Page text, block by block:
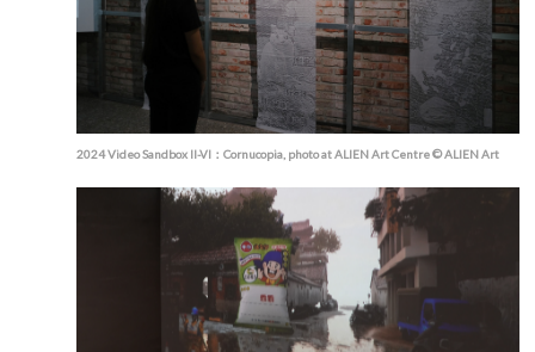
2024 Video Sandbox II-VI：Cornucopia, photo at ALIEN Art Centre © ALIEN Art